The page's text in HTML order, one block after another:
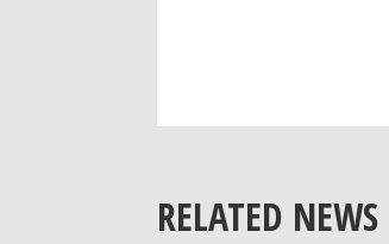
RELATED NEWS